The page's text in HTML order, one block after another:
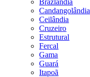
Brazlândia
Candangolândia
Ceilândia
Cruzeiro
Estrutural
Fercal
Gama
Guará
Itapoã